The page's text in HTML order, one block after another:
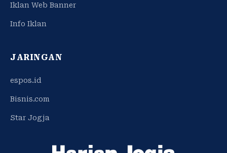
Iklan Web Banner
Info Iklan
JARINGAN
espos.id
Bisnis.com
Star Jogja